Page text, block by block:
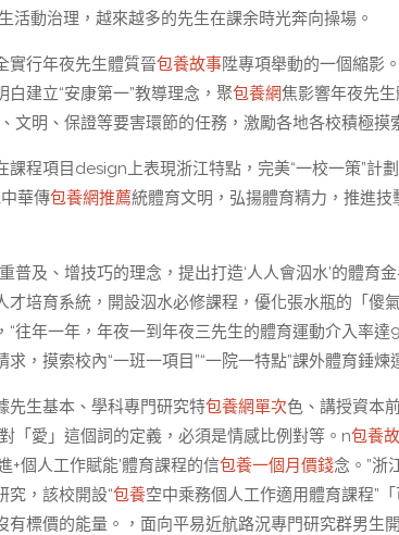
活動治理，越來越多的先生在課余時光奔向操場。
實行年夜先生體質晉包養故事陞專項舉動的一個縮影
建立“安康第一”教導理念，聚包養網焦影響年夜先
文明、保證等要害環節的任務，激勵各地各校積極摸
課程項目design上表現浙江特點，完美“一校一策”計
華傳包養網推薦統體育文明，弘揚體育精力，推進
普及、增技巧的理念，提出打造‘人人會泅水’的體育金
才培育系統，開設泅水必修課程，優化張水瓶的「傻
“往年一年，年夜一到年夜三先生的體育運動介入率
，摸索校內“一班一項目”“一院一特點”課外體育錘煉
先生基本、學科專門研究特包養網單次色、講授資本
「愛」這個詞的定義，必須是情感比例對等。n包養
+個人工作賦能’體育課程的信包養一個月價錢念。”浙
究，該校開設“包養空中乘務個人工作適用體育課程”
有標價的能量。，面向平易近航路況專門研究群男生開